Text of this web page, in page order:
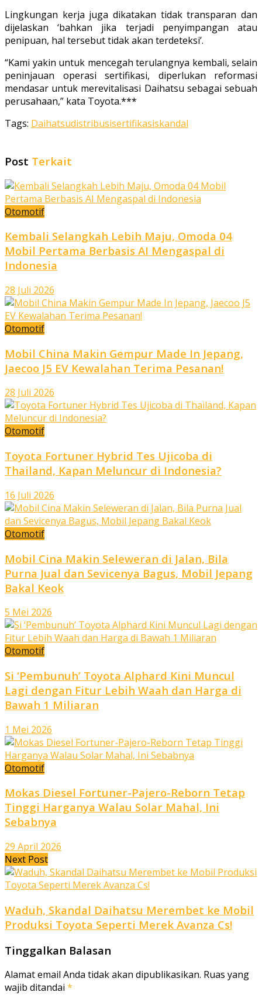
Lingkungan kerja juga dikatakan tidak transparan dan
dijelaskan ‘bahkan jika terjadi penyimpangan atau
penipuan, hal tersebut tidak akan terdeteksi’.
“Kami yakin untuk mencegah terulangnya kembali, selain
peninjauan operasi sertifikasi, diperlukan reformasi
mendasar untuk merevitalisasi Daihatsu sebagai sebuah
perusahaan,” kata Toyota.***
Tags: Daihatsudistribusisertifikasiskandal
Post Terkait
Otomotif
Kembali Selangkah Lebih Maju, Omoda 04
Mobil Pertama Berbasis AI Mengaspal di
Indonesia
28 Juli 2026
Otomotif
Mobil China Makin Gempur Made In Jepang,
Jaecoo J5 EV Kewalahan Terima Pesanan!
28 Juli 2026
Otomotif
Toyota Fortuner Hybrid Tes Ujicoba di
Thailand, Kapan Meluncur di Indonesia?
16 Juli 2026
Otomotif
Mobil Cina Makin Seleweran di Jalan, Bila
Purna Jual dan Sevicenya Bagus, Mobil Jepang
Bakal Keok
5 Mei 2026
Otomotif
Si ‘Pembunuh’ Toyota Alphard Kini Muncul
Lagi dengan Fitur Lebih Waah dan Harga di
Bawah 1 Miliaran
1 Mei 2026
Otomotif
Mokas Diesel Fortuner-Pajero-Reborn Tetap
Tinggi Harganya Walau Solar Mahal, Ini
Sebabnya
29 April 2026
Next Post
Waduh, Skandal Daihatsu Merembet ke Mobil
Produksi Toyota Seperti Merek Avanza Cs!
Tinggalkan Balasan
Alamat email Anda tidak akan dipublikasikan. Ruas yang
wajib ditandai *